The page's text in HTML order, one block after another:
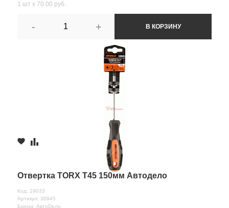
1 шт х 70.00 руб.
- + В КОРЗИНУ
Отвертка TORX T45 150мм Автодело
Код: 29033
Артикул: 30945
Бренд: АвтоDело